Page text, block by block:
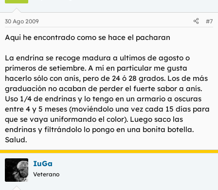
30 Ago 2009 #7
Aqui he encontrado como se hace el pacharan
La endrina se recoge madura a ultimos de agosto o
primeros de setiembre. A mí en particular me gusta
hacerlo sólo con anís, pero de 24 ó 28 grados. Los de más
graduación no acaban de perder el fuerte sabor a anís.
Uso 1/4 de endrinas y lo tengo en un armario a oscuras
entre 4 y 5 meses (moviéndolo una vez cada 15 días para
que se vaya uniformando el color). Luego saco las
endrinas y filtrándolo lo pongo en una bonita botella.
Salud.
IuGa
Veterano